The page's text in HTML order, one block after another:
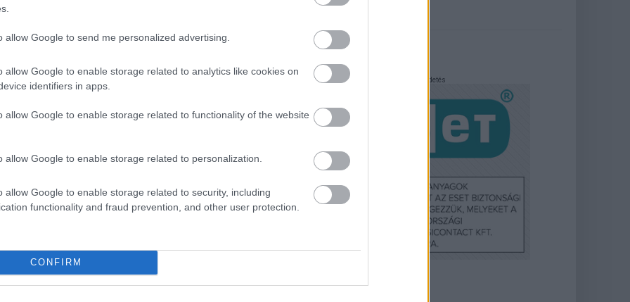
allow Google to send me personalized advertising.
allow Google to enable storage related to analytics like cookies on
identifiers in apps.
allow Google to enable storage related to functionality of the website
allow Google to enable storage related to personalization.
allow Google to enable storage related to security, including
functionality and fraud prevention, and other user protection.
CONFIRM
már kevésbé? Szívesen
Akkor gyorsan húzd be ingyen
egzotikus halakkal feltöltött akvárium, de aki már
kötelességgel is együtt jár. Még szerencse, hogy
a virtuális térbe áthelyezni, hogy csak a
Hirdetés